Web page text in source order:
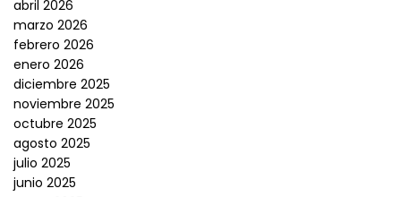
abril 2026
marzo 2026
febrero 2026
enero 2026
diciembre 2025
noviembre 2025
octubre 2025
agosto 2025
julio 2025
junio 2025